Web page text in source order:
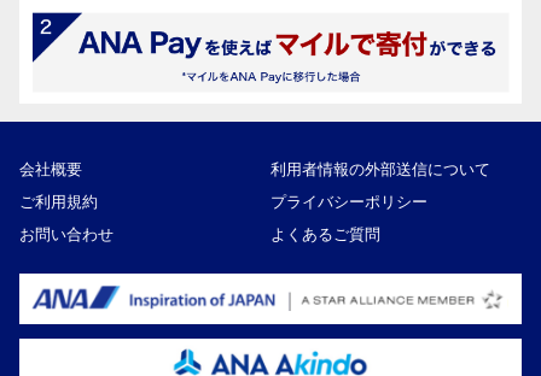
会社概要
利用者情報の外部送信について
ご利用規約
プライバシーポリシー
お問い合わせ
よくあるご質問